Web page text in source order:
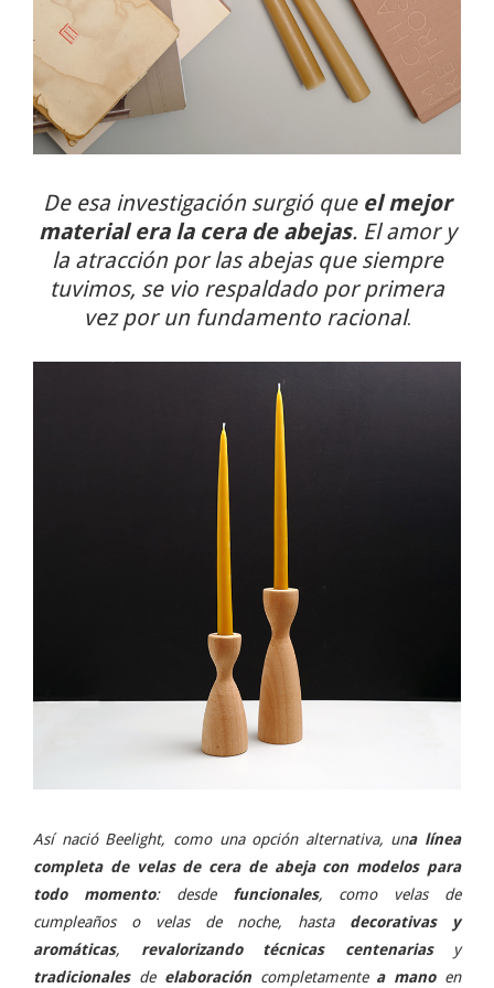
De esa investigación surgió que el mejor
material era la cera de abejas. El amor y
la atracción por las abejas que siempre
tuvimos, se vio respaldado por primera
vez por un fundamento racional.
Así nació Beelight, como una opción alternativa, una línea
completa de velas de cera de abeja con modelos para
todo momento: desde funcionales, como velas de
cumpleaños o velas de noche, hasta decorativas y
aromáticas, revalorizando técnicas centenariasy
tradicionalesde elaboracióncompletamente a manoen